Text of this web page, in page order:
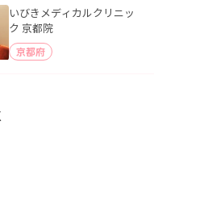
いびきメディカルクリニッ
ク 京都院
京都府